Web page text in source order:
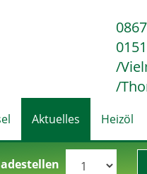
/
/
Aktuelles Heizöl